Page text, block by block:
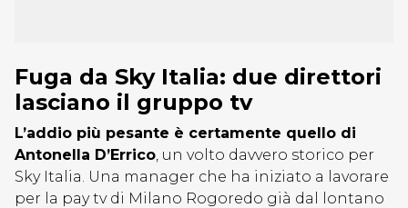
Fuga da Sky Italia: due direttori
lasciano il gruppo tv
L’addio più pesante è certamente quello di
Antonella D’Errico, un volto davvero storico per
Sky Italia. Una manager che ha iniziato a lavorare
per la pay tv di Milano Rogoredo già dal lontano